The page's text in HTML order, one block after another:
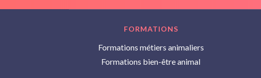
FORMATIONS
Formations métiers animaliers
Formations bien-être animal